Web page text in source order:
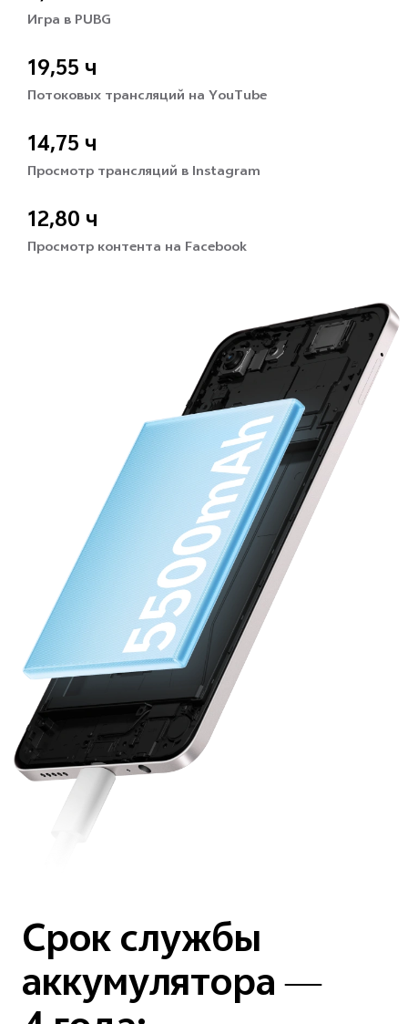
Игра в PUBG
19,55 ч
Потоковых трансляций на YouTube
14,75 ч
Просмотр трансляций в Instagram
12,80 ч
Просмотр контента на Facebook
Срок службы
аккумулятора —